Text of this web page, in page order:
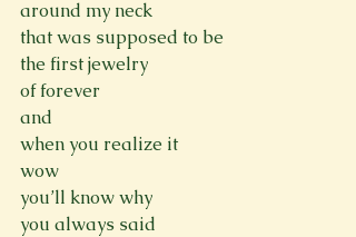
around my neck
that was supposed to be
the first jewelry
of forever
and
when you realize it
wow
you’ll know why
you always said